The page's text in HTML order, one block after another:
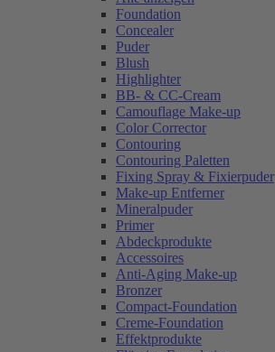
Foundation
Concealer
Puder
Blush
Highlighter
BB- & CC-Cream
Camouflage Make-up
Color Corrector
Contouring
Contouring Paletten
Fixing Spray & Fixierpuder
Make-up Entferner
Mineralpuder
Primer
Abdeckprodukte
Accessoires
Anti-Aging Make-up
Bronzer
Compact-Foundation
Creme-Foundation
Effektprodukte